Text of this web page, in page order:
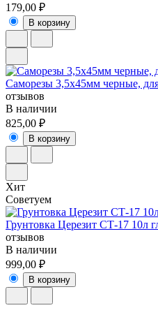
179,00 ₽
В корзину
Саморезы 3,5х45мм черные,
отзывов
В наличии
825,00 ₽
В корзину
Хит
Советуем
Грунтовка Церезит СТ-17 10л
отзывов
В наличии
999,00 ₽
В корзину